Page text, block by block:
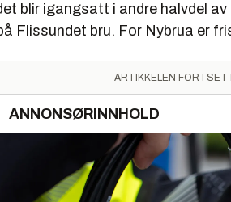
blir igangsatt i andre halvdel
Flissundet bru. For Nybrua er
ARTIKKELEN
ANNONSØRINNHOLD